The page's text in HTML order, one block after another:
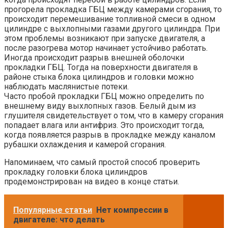
прогорела прокладка ГБЦ между камерами сгорания, то
происходит перемешивание топливной смеси в одном
цилиндре с выхлопными газами другого цилиндра. При
этом проблемы возникают при запуске двигателя, а
после разогрева мотор начинает устойчиво работать.
Иногда происходит разрыв внешней оболочки
прокладки ГБЦ. Тогда на поверхности двигателя в
районе стыка блока цилиндров и головки можно
наблюдать маслянистые потеки.
Часто пробой прокладки ГБЦ можно определить по
внешнему виду выхлопных газов. Белый дым из
глушителя свидетельствует о том, что в камеру сгорания
попадает влага или антифриз. Это происходит тогда,
когда появляется разрыв в прокладке между каналом
рубашки охлаждения и камерой сгорания.
Напоминаем, что самый простой способ проверить
прокладку головки блока цилиндров
продемонстрирован на видео в конце статьи.
Популярные статьи Нет компрессии в
двигателе: что делать